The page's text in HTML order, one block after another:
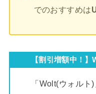
でのおすすめは
【割引増額中！
「Wolt(ウォル